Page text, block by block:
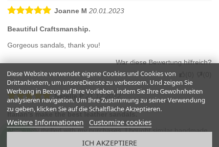
Joanne M 20.01.2023
Beautiful Craftsmanship.
Gorgeous sandals, thank you!
War diese Bewertung hilfreich?
Narelle P 21.12.2022
Italian’s make the best leather sandals.
Absolutely thrilled with my purchases. I bought similar handmade
sandals in Sam Giminano 5 years ago which I’ve almost worn out
Diese Website verwendet eigene Cookies und Cookies von
Drittanbietern, um unsereDienste zu verbessern. Und zeigen Sie
Werbung in Bezug auf Ihre Vorlieben, indem Sie Ihre Gewohnheiten
analysieren navigation. Um Ihre Zustimmung zu seiner Verwendung
zu geben, klicken Sie auf die Schaltfläche Akzeptieren.
Weitere Informationen Customize cookies
ICH AKZEPTIERE